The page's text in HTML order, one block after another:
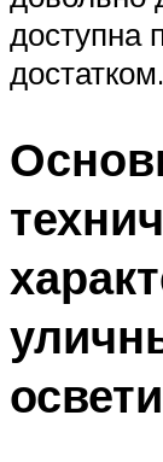
доступна
достатком.